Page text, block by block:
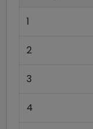
1
2
3
4